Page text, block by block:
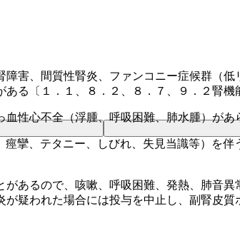
害、間質性腎炎、ファンコニー症候群（
る〔１．１、８．２、８．７、９．２腎機
性心不全（浮腫、呼吸困難、肺水腫）があ
攣、テタニー、しびれ、失見当識等）を
あるので、咳嗽、呼吸困難、発熱、肺音
疑われた場合には投与を中止し、副腎皮質